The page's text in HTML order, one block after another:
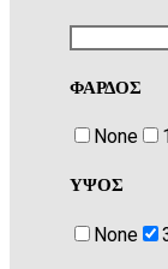
ΦΑΡΔΟΣ
None
ΥΨΟΣ
None